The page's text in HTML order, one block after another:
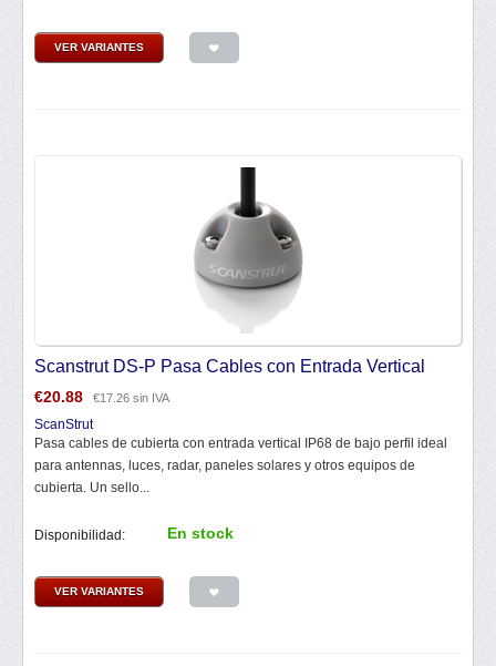
VER VARIANTES
Scanstrut DS-P Pasa Cables con Entrada Vertical
€20.88 €17.26 sin IVA
ScanStrut
Pasa cables de cubierta con entrada vertical IP68 de bajo perfil ideal
para antennas, luces, radar, paneles solares y otros equipos de
cubierta. Un sello...
Disponibilidad: En stock
VER VARIANTES